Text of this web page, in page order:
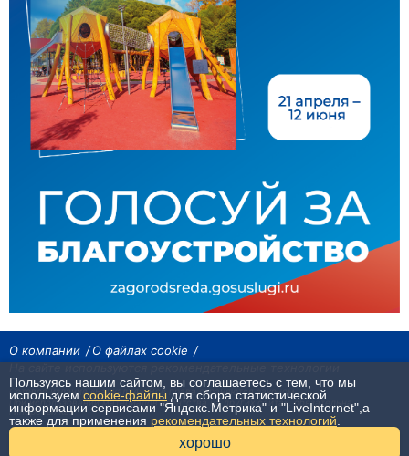
О компании
О файлах cookie
Сетевое издание «Байкал24». Все права охраняются законом.
При использовании материалов агентства на других сайтах, обязательна
гиперссылка.
Пользуясь нашим сайтом, вы соглашаетесь с тем, что мы
используем cookie-файлы для сбора статистической
информации сервисами "Яндекс.Метрика" и "LiveInternet",а
также для применения рекомендательных технологий
хорошо